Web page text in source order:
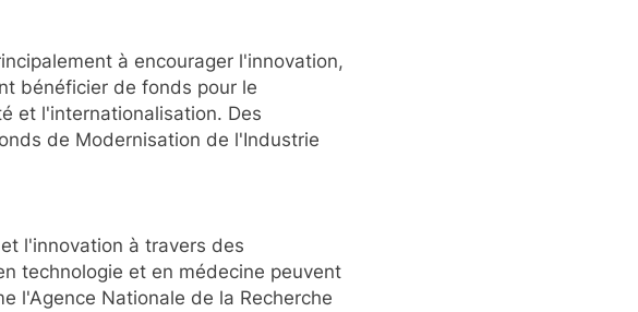
à encourager l'innovation,
bénéficier de fonds pour le
et l'internationalisation. Des
de Modernisation de l'Industrie
l'innovation à travers des
technologie et en médecine peuvent
l'Agence Nationale de la Recherche